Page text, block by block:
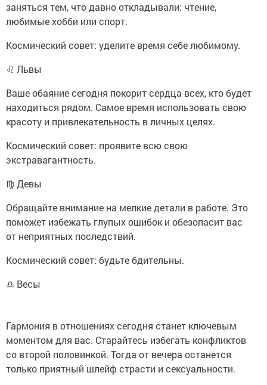
заняться тем, что давно откладывали: чтение,
любимые хобби или спорт.
Космический совет: уделите время себе любимому.
♌ Львы
Ваше обаяние сегодня покорит сердца всех, кто будет
находиться рядом. Самое время использовать свою
красоту и привлекательность в личных целях.
Космический совет: проявите всю свою
экстравагантность.
♍ Девы
Обращайте внимание на мелкие детали в работе. Это
поможет избежать глупых ошибок и обезопасит вас
от неприятных последствий.
Космический совет: будьте бдительны.
♎ Весы
Гармония в отношениях сегодня станет ключевым
моментом для вас. Старайтесь избегать конфликтов
со второй половинкой. Тогда от вечера останется
только приятный шлейф страсти и сексуальности.